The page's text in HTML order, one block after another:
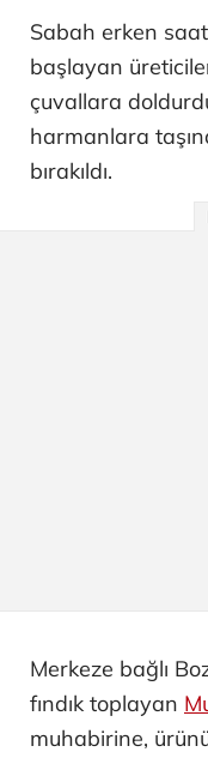
Sabah erken
başlayan
çuvallara
harmanlara
bırakıldı.
Merkeze bağlı
fındık toplayan
muhabirine,